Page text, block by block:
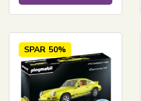
SPAR 50%